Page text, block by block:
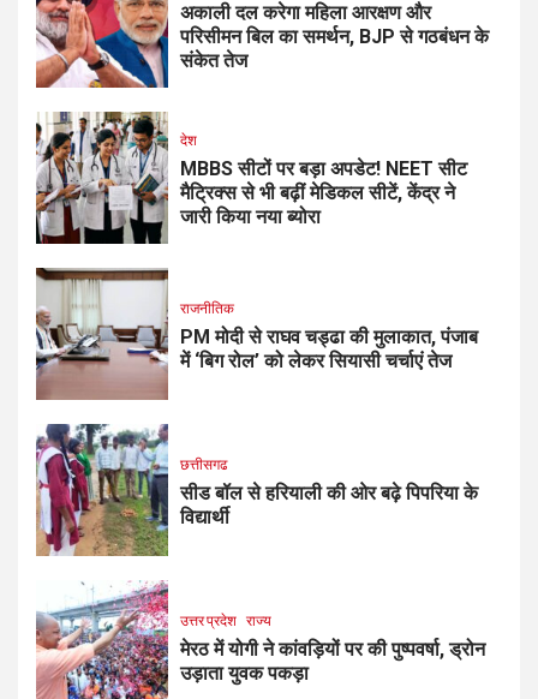
अकाली दल करेगा महिला आरक्षण और
परिसीमन बिल का समर्थन, BJP से गठबंधन के
संकेत तेज
देश
MBBS सीटों पर बड़ा अपडेट! NEET सीट
मैट्रिक्स से भी बढ़ीं मेडिकल सीटें, केंद्र ने
जारी किया नया ब्योरा
राजनीतिक
PM मोदी से राघव चड्ढा की मुलाकात, पंजाब
में ‘बिग रोल’ को लेकर सियासी चर्चाएं तेज
छत्तीसगढ
सीड बॉल से हरियाली की ओर बढ़े पिपरिया के
विद्यार्थी
उत्तर प्रदेश राज्य
मेरठ में योगी ने कांवड़ियों पर की पुष्पवर्षा, ड्रोन
उड़ाता युवक पकड़ा